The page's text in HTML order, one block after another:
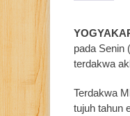
pada Senin
terdakwa
Terdakwa
tujuh tahun